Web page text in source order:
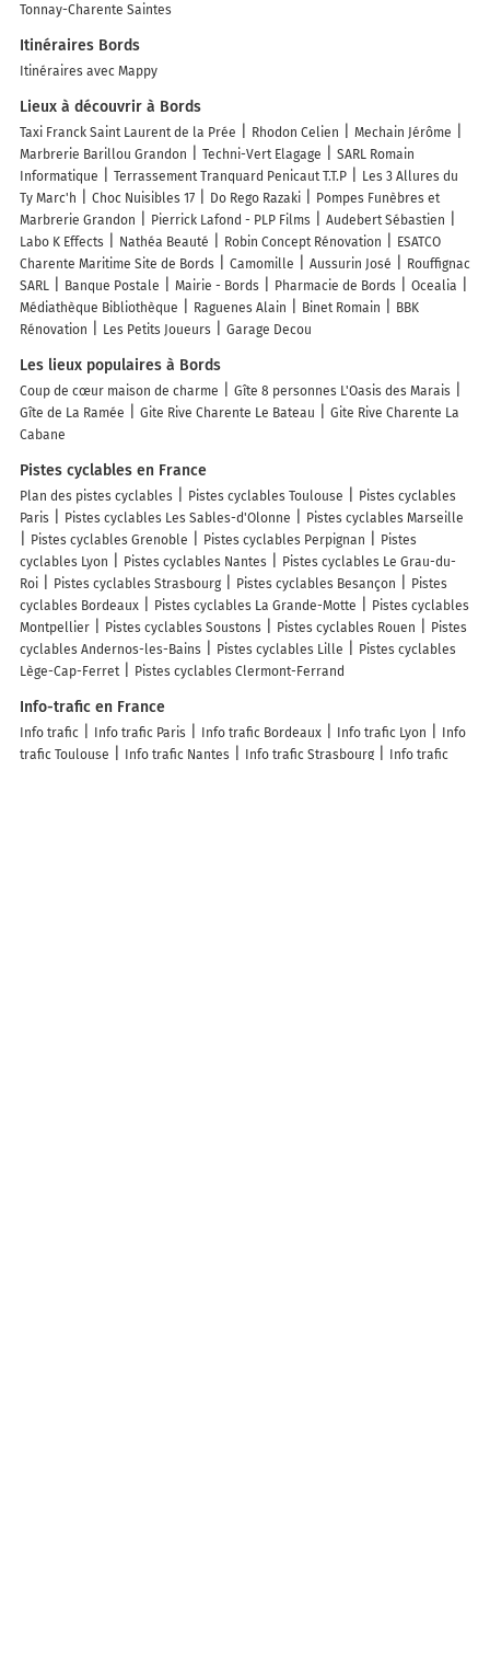
Tonnay-Charente Saintes
Itinéraires Bords
Itinéraires avec Mappy
Lieux à découvrir à Bords
Taxi Franck Saint Laurent de la Prée Rhodon Celien
Mechain Jérôme
Marbrerie Barillou Grandon
Techni-Vert Elagage
SARL Romain
Informatique
Terrassement Tranquard Penicaut T.T.P
Les 3 Allures du
Ty Marc'h
Choc Nuisibles 17 Do Rego Razaki
Pompes Funèbres et
Marbrerie Grandon
Pierrick Lafond - PLP Films
Audebert Sébastien
Labo K Effects
Nathéa Beauté Robin Concept Rénovation
ESATCO
Charente Maritime Site de Bords
Camomille Aussurin José
Rouffignac
SARL
Banque Postale Mairie - Bords Pharmacie de Bords
Ocealia
Médiathèque Bibliothèque
Raguenes Alain Binet Romain
BBK
Rénovation
Les Petits Joueurs Garage Decou
Les lieux populaires à Bords
Coup de cœur maison de charme
Gîte 8 personnes L'Oasis des Marais
Gîte de La Ramée
Gite Rive Charente Le Bateau
Gite Rive Charente La
Cabane
Pistes cyclables en France
Plan des pistes cyclables Pistes cyclables Toulouse
Pistes cyclables
Paris
Pistes cyclables Les Sables-d'Olonne
Pistes cyclables Marseille
Pistes cyclables Grenoble
Pistes cyclables Perpignan
Pistes
cyclables Lyon
Pistes cyclables Nantes
Pistes cyclables Le Grau-du-
Roi
Pistes cyclables Strasbourg Pistes cyclables Besançon
Pistes
cyclables Bordeaux
Pistes cyclables La Grande-Motte
Pistes cyclables
Montpellier
Pistes cyclables Soustons Pistes cyclables Rouen
Pistes
cyclables Andernos-les-Bains
Pistes cyclables Lille
Pistes cyclables
Lège-Cap-Ferret
Pistes cyclables Clermont-Ferrand
Info-trafic en France
Info trafic Info trafic Paris Info trafic Bordeaux Info trafic Lyon
Info
trafic Toulouse
Info trafic Nantes Info trafic Strasbourg
Info trafic